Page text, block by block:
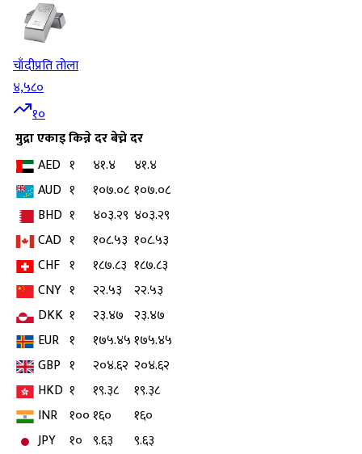
चाँदीप्रति तोला
४,५८०
१०
मुद्राएकाइकिन्ने दरबेच्ने दर
AED १ ४१.४
४१.४
AUD १ १०७.०८ १०७.०८
BHD १ ४०३.२९ ४०३.२९
CAD १ १०८.५३ १०८.५३
CHF १ १८७.८३ १८७.८३
CNY १ २२.५३
२२.५३
DKK १ २३.४७ २३.४७
EUR १ १७५.४५१७५.४५
GBP १ २०४.६२ २०४.६२
HKD १ १९.३८
१९.३८
INR १००१६०
१६०
JPY
१० ९.६३
९.६३